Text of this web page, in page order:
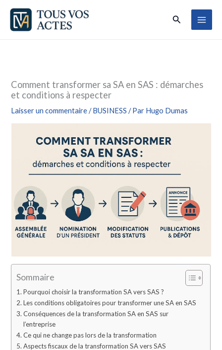
Aller
contenu
Rechercher
Comment transformer sa SA en SAS : démarches
et conditions à respecter
Laisser un commentaire /BUSINESS / Par Hugo Dumas
Sommaire
Pourquoi choisir la transformation SA vers SAS ?
Les conditions obligatoires pour transformer une SA en SAS
Conséquences de la transformation SA en SAS sur
l’entreprise
Ce qui ne change pas lors de la transformation
Aspects fiscaux de la transformation SA vers SAS